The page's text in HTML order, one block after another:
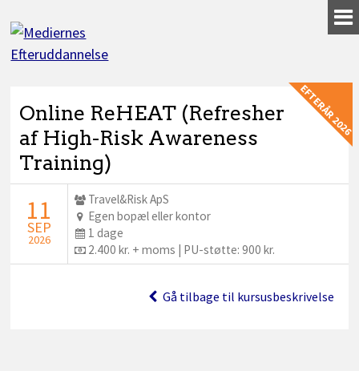
til
indhold
Online ReHEAT (Refresher
af High-Risk Awareness
Training)
STARTDATO:
11
SEP
2026
Udbyder:
Travel&Risk ApS
Sted:
Egen bopæl eller kontor
Dage:
1 dage
Pris:2.400 kr. + moms | PU-støtte: 900 kr.
EFTERÅR 2026
Gå tilbage til kursusbeskrivelse